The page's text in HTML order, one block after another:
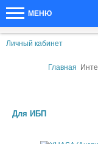
МЕНЮ
Личный кабинет
Главная
Для ИБП